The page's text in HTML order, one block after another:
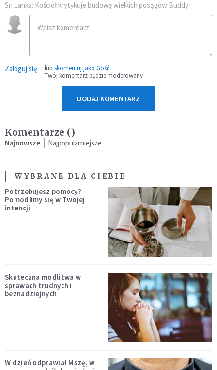
Sri Lanka: Kościół krytykuje budowę wielkich posągów Buddy
Zaloguj się lub skomentuj jako Gość
Twój komentarz będzie moderowany
DODAJ KOMENTARZ
Komentarze ()
Najnowsze Najpopularniejsze
WYBRANE DLA CIEBIE
Potrzebujesz pomocy?
Pomodlimy się w Twojej
intencji
Skuteczna modlitwa w
sprawach trudnych i
beznadziejnych
W dzień odprawiał Mszę, w